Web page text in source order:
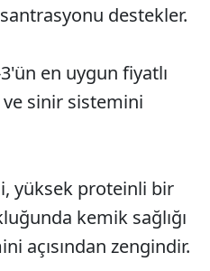
destekler.
en uygun fiyatlı
sinir sistemini
yüksek proteinli bir
kemik sağlığı
açısından zengindir.